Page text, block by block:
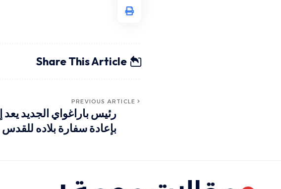
Share This Article
PREVIOUS ARTICLE
رئيس باراغواي الجديد يعد
بإعادة سفارة بلاده للقدس